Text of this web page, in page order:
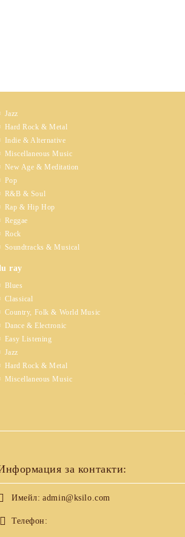
Jazz
Hard Rock & Metal
Indie & Alternative
Miscellaneous Music
New Age & Meditation
Pop
R&B & Soul
Rap & Hip Hop
Reggae
Rock
Soundtracks & Musical
ray
Blues
Classical
Country, Folk & World Music
Dance & Electronic
Easy Listening
Jazz
Hard Rock & Metal
Miscellaneous Music
за контакти:
Имейл: admin@ksilo.com
Телефон: